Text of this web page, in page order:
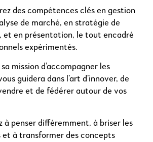
des compétences clés en gestion
de marché, en stratégie de
et en présentation, le tout encadré
expérimentés.
mission d’accompagner les
guidera dans l’art d’innover, de
et de fédérer autour de vos
à penser différemment, à briser les
et à transformer des concepts